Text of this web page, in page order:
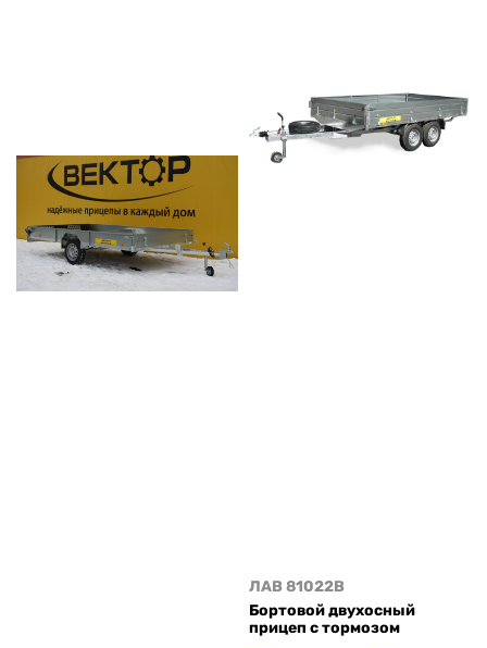
ЛАВ 81022B
Бортовой двухосный
прицеп с тормозом